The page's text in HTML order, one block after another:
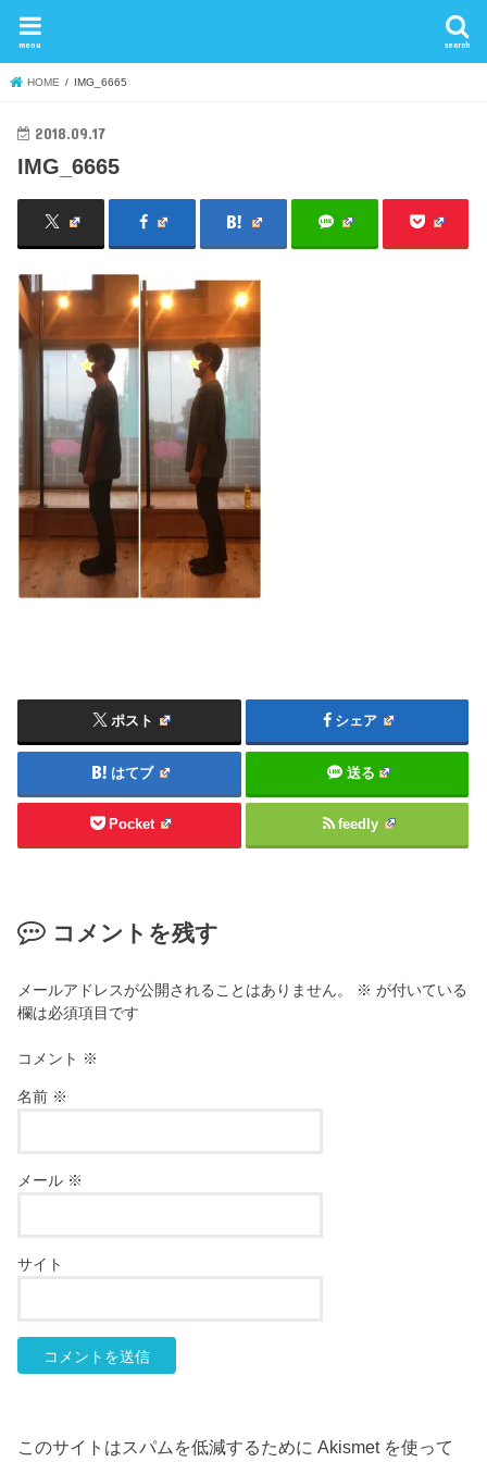
search
menu
HOME IMG_6665
2018.09.17
IMG_6665
ポスト シェア
はてブ 送る
Pocket feedly
コメントを残す
メールアドレスが公開されることはありません。 ※ が付いている
欄は必須項目です
コメント ※
名前 ※
メール ※
サイト
このサイトはスパムを低減するために Akismet を使って